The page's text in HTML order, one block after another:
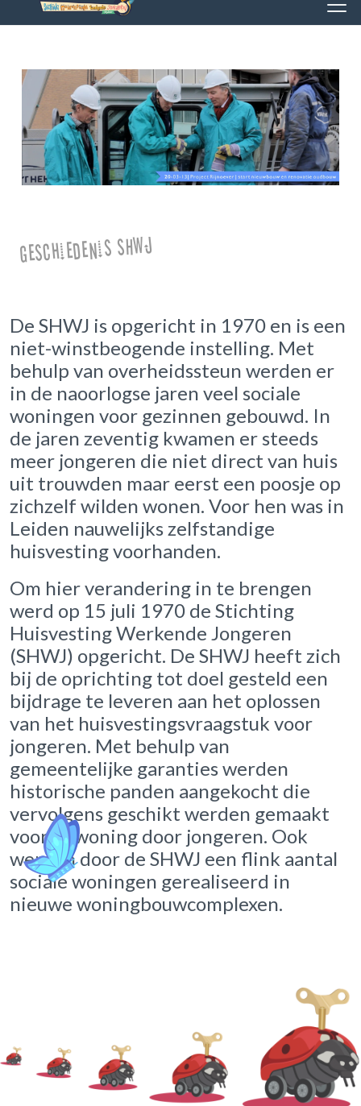
Geschiedenis SHWJ
De SHWJ is opgericht in 1970 en is een
niet-winstbeogende instelling. Met
behulp van overheidssteun werden er
in de naoorlogse jaren veel sociale
woningen voor gezinnen gebouwd. In
de jaren zeventig kwamen er steeds
meer jongeren die niet direct van huis
uit trouwden maar eerst een poosje op
zichzelf wilden wonen. Voor hen was in
Leiden nauwelijks zelfstandige
huisvesting voorhanden.
Om hier verandering in te brengen
werd op 15 juli 1970 de Stichting
Huisvesting Werkende Jongeren
(SHWJ) opgericht. De SHWJ heeft zich
bij de oprichting tot doel gesteld een
bijdrage te leveren aan het oplossen
van het huisvestingsvraagstuk voor
jongeren. Met behulp van
gemeentelijke garanties werden
historische panden aangekocht die
vervolgens geschikt werden gemaakt
voor bewoning door jongeren. Ook
werden door de SHWJ een flink aantal
sociale woningen gerealiseerd in
nieuwe woningbouwcomplexen.